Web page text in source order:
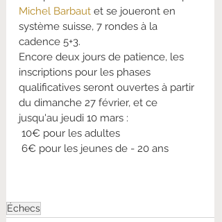
Michel Barbaut et se joueront en
système suisse, 7 rondes à la
cadence 5+3.
Encore deux jours de patience, les
inscriptions pour les phases
qualificatives seront ouvertes à partir
du dimanche 27 février, et ce
jusqu'au jeudi 10 mars :
10€ pour les adultes
6€ pour les jeunes de - 20 ans
Échecs